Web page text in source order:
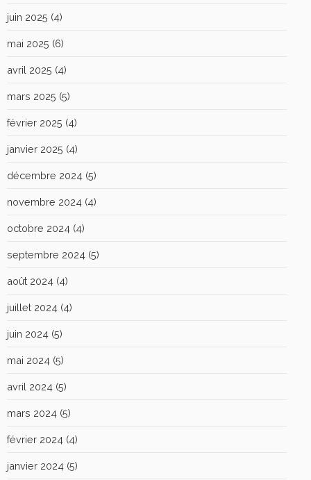
juin 2025 (4)
mai 2025 (6)
avril 2025 (4)
mars 2025 (5)
février 2025 (4)
janvier 2025 (4)
décembre 2024 (5)
novembre 2024 (4)
octobre 2024 (4)
septembre 2024 (5)
août 2024 (4)
juillet 2024 (4)
juin 2024 (5)
mai 2024 (5)
avril 2024 (5)
mars 2024 (5)
février 2024 (4)
janvier 2024 (5)